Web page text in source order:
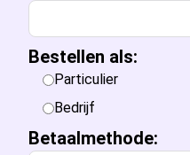
Bestellen als:
Particulier
Bedrijf
Betaalmethode: